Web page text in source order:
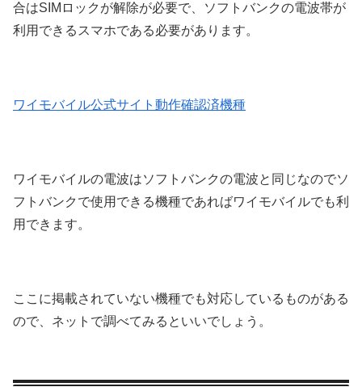
合はSIMロックが解除が必要で、ソフトバンクの電波帯が
利用できるスマホである必要があります。
ワイモバイル公式サイト動作確認済機種
ワイモバイルの電波はソフトバンクの電波と同じなのでソ
フトバンクで使用できる機種であればワイモバイルでも利
用できます。
ここに掲載されていない機種でも対応しているものがある
ので、ネットで調べてみるといいでしょう。